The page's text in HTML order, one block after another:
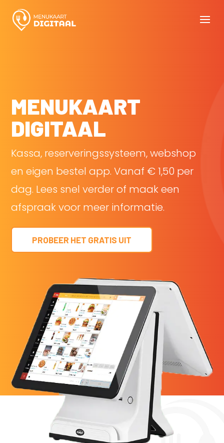
MENUKAART
DIGITAAL
Kassa, reserveringssysteem, webshop
en eigen bestel app. Vanaf € 1,50 per
dag. Lees snel verder of maak een
afspraak voor meer informatie.
PROBEER HET GRATIS UIT